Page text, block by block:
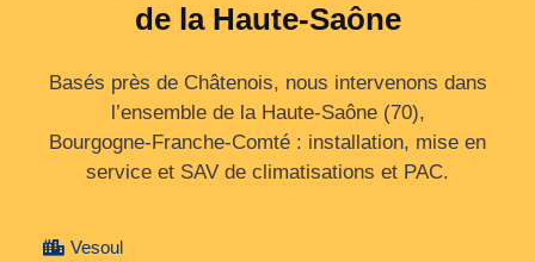
de la Haute-Saône
Basés près de Châtenois, nous intervenons dans
l’ensemble de la Haute‑Saône (70),
Bourgogne‑Franche‑Comté : installation, mise en
service et SAV de climatisations et PAC.
Vesoul